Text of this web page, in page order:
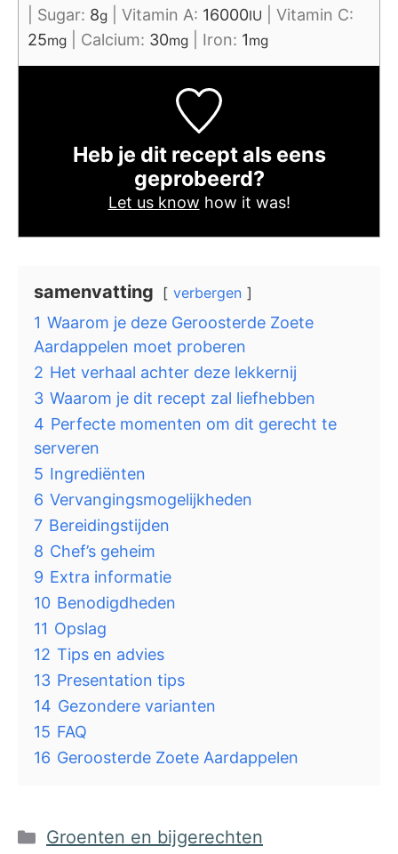
Sugar: 8g Vitamin A: 16000IU
Vitamin C:
25mg Calcium: 30mg Iron: 1mg
Heb je dit recept als eens
geprobeerd?
Let us know how it was!
samenvatting verbergen
1 Waarom je deze Geroosterde Zoete
Aardappelen moet proberen
2 Het verhaal achter deze lekkernij
3 Waarom je dit recept zal liefhebben
4 Perfecte momenten om dit gerecht te
serveren
5 Ingrediënten
6 Vervangingsmogelijkheden
7 Bereidingstijden
8 Chef’s geheim
9 Extra informatie
10 Benodigdheden
11 Opslag
12 Tips en advies
13 Presentation tips
14 Gezondere varianten
15 FAQ
16 Geroosterde Zoete Aardappelen
Categorieën
Groenten en bijgerechten